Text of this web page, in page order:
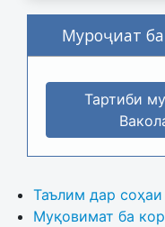
Муроҷиат
Тартиби
Таълим дар
Муқовимат ба